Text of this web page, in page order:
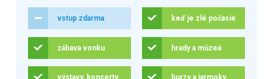
vstup zdarma keď je zlé počasie
zábava vonku hrady a múzeá